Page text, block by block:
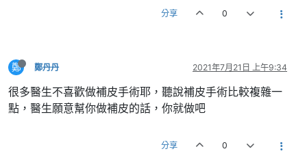
分享 0
鄭 鄭丹丹 2021年7月21日 上午9:34
很多醫生不喜歡做補皮手術耶，聽說補皮手術比較複雜一
點，醫生願意幫你做補皮的話，你就做吧
分享 0